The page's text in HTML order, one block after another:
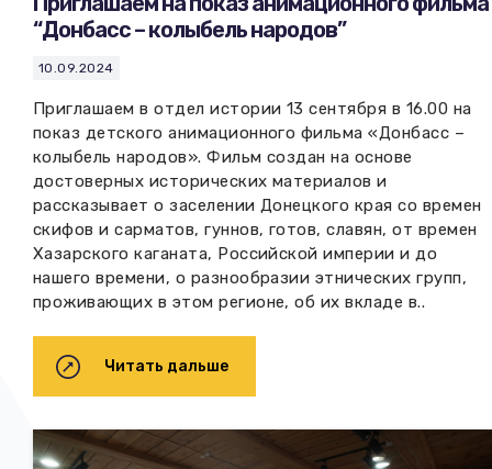
“Донбасс – колыбель народов”
10.09.2024
Приглашаем в отдел истории 13 сентября в 16.00 на
показ детского анимационного фильма «Донбасс –
колыбель народов». Фильм создан на основе
достоверных исторических материалов и
рассказывает о заселении Донецкого края со времен
скифов и сарматов, гуннов, готов, славян, от времен
Хазарского каганата, Российской империи и до
нашего времени, о разнообразии этнических групп,
проживающих в этом регионе, об их вкладе в..
Читать дальше